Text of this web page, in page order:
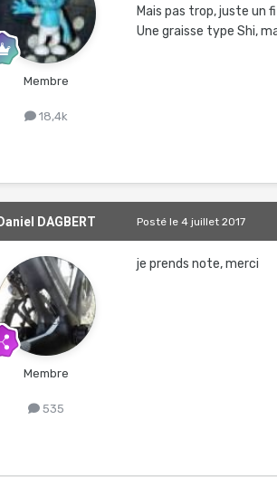
Membre
18,4k
Mais pas trop, juste un
Une graisse type Shi,
Daniel DAGBERT
Membre
535
Postéle 4 juillet 2017
je prends note, merci